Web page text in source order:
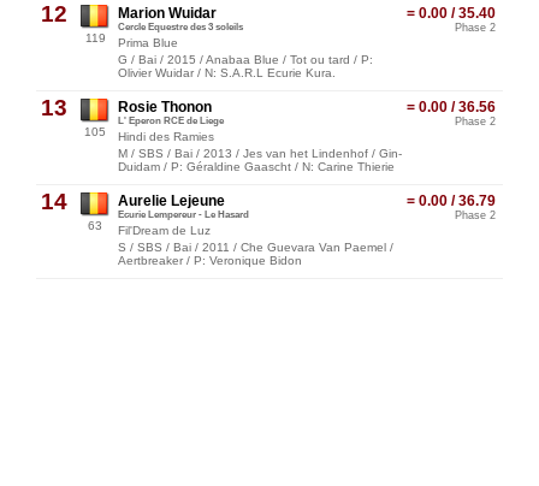
12
119
= 0.00 / 35.40
Phase 2
Marion Wuidar
Cercle Equestre des 3 soleils
Prima Blue
G / Bai / 2015 / Anabaa Blue / Tot ou tard / P:
Olivier Wuidar / N: S.A.R.L Ecurie Kura.
13
105
= 0.00 / 36.56
Phase 2
Rosie Thonon
L' Eperon RCE de Liege
Hindi des Ramies
M / SBS / Bai / 2013 / Jes van het Lindenhof / Gin-
Duidam / P: Géraldine Gaascht / N: Carine Thierie
14
63
= 0.00 / 36.79
Phase 2
Aurelie Lejeune
Ecurie Lempereur - Le Hasard
Fil'Dream de Luz
S / SBS / Bai / 2011 / Che Guevara Van Paemel /
Aertbreaker / P: Veronique Bidon